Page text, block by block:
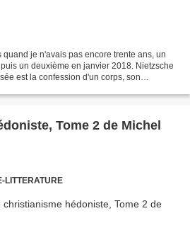
quand je n'avais pas encore trente ans, un
un deuxième en janvier 2018. Nietzsche
est la confession d'un corps, son
Tome 2 de Michel
LITTERATURE